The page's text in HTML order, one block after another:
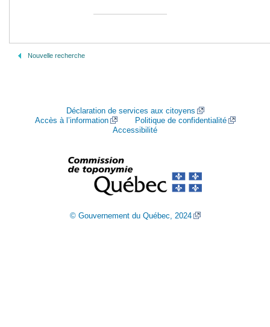
Nouvelle recherche
Déclaration de services aux citoyens
Accès à l’information
Politique de confidentialité
Accessibilité
© Gouvernement du Québec, 2024